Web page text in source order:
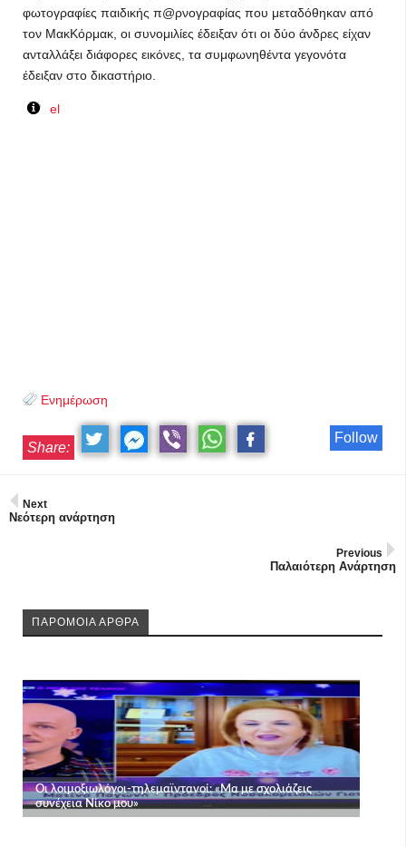
φωτογραφίες παιδικής π@ρνογραφίας που μεταδόθηκαν από
τον ΜακΚόρμακ, οι συνομιλίες έδειξαν ότι οι δύο άνδρες είχαν
ανταλλάξει διάφορες εικόνες, τα συμφωνηθέντα γεγονότα
έδειξαν στο δικαστήριο.
el
Ενημέρωση
Follow
Share:
Next
Νεότερη ανάρτηση
Previous
Παλαιότερη Ανάρτηση
ΠΑΡΟΜΟΙΑ ΑΡΘΡΑ